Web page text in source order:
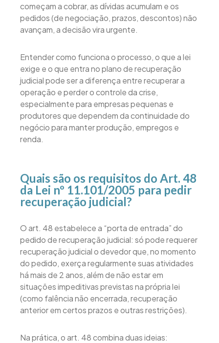
começam a cobrar, as dívidas acumulam e os
pedidos (de negociação, prazos, descontos) não
avançam, a decisão vira urgente.
Entender como funciona o processo, o que a lei
exige e o que entra no plano de recuperação
judicial pode ser a diferença entre recuperar a
operação e perder o controle da crise,
especialmente para empresas pequenas e
produtores que dependem da continuidade do
negócio para manter produção, empregos e
renda.
Quais são os requisitos do Art. 48
da Lei nº 11.101/2005 para pedir
recuperação judicial?
O art. 48 estabelece a “porta de entrada” do
pedido de recuperação judicial: só pode requerer
recuperação judicial o devedor que, no momento
do pedido, exerça regularmente suas atividades
há mais de 2 anos, além de não estar em
situações impeditivas previstas na própria lei
(como falência não encerrada, recuperação
anterior em certos prazos e outras restrições).
Na prática, o art. 48 combina duas ideias: